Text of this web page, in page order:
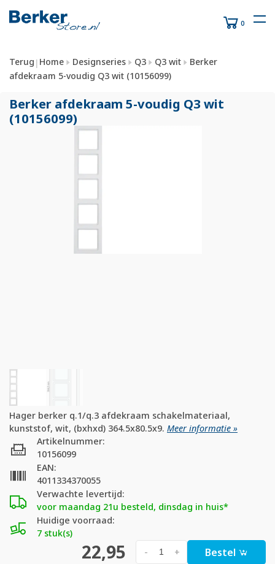
0
Terug | Home Designseries Q3 Q3 wit
Berker
afdekraam 5-voudig Q3 wit (10156099)
Berker afdekraam 5-voudig Q3 wit
(10156099)
Hager berker q.1/q.3 afdekraam schakelmateriaal,
kunststof, wit, (bxhxd) 364.5x80.5x9. Meer informatie »
Verwachte levertijd:
voor maandag 21u besteld, dinsdag in huis*
Huidige voorraad:
7 stuk(s)
Artikelnummer:
10156099
EAN:
4011334370055
22,95 +
- Bestel